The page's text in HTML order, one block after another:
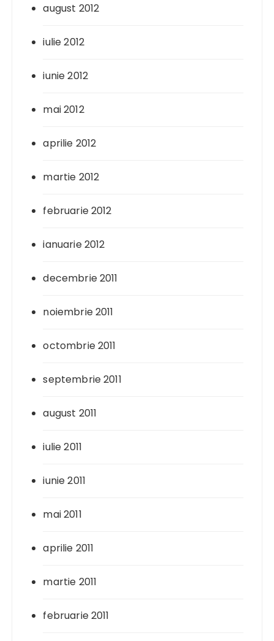
august 2012
iulie 2012
iunie 2012
mai 2012
aprilie 2012
martie 2012
februarie 2012
ianuarie 2012
decembrie 2011
noiembrie 2011
octombrie 2011
septembrie 2011
august 2011
iulie 2011
iunie 2011
mai 2011
aprilie 2011
martie 2011
februarie 2011